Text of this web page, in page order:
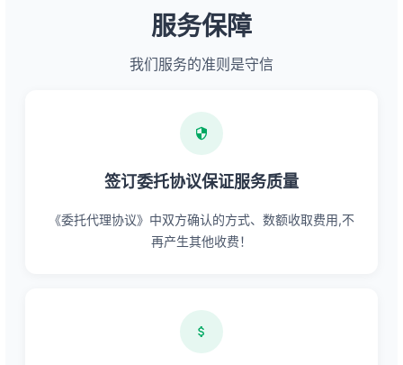
服务保障
我们服务的准则是守信
签订委托协议保证服务质量
《委托代理协议》中双方确认的方式、数额收取费用,不
再产生其他收费！